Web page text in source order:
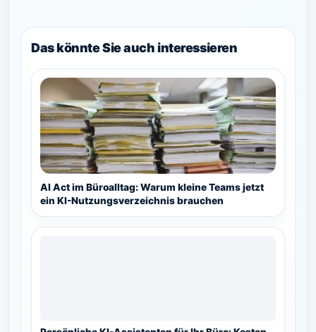
Das könnte Sie auch interessieren
AI Act im Büroalltag: Warum kleine Teams jetzt
ein KI-Nutzungsverzeichnis brauchen